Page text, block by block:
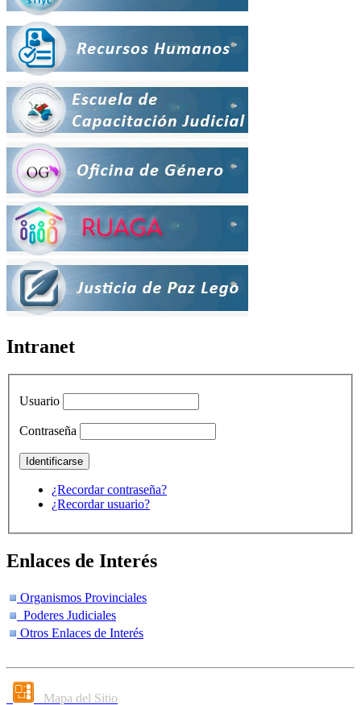
Intranet
Usuario
Contraseña
¿Recordar contraseña?
¿Recordar usuario?
Enlaces de Interés
Organismos Provinciales
Poderes Judiciales
Otros Enlaces de Interés
Mapa del Sitio